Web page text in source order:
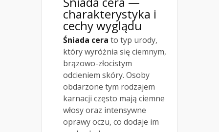
charakterystyka i
cechy wyglądu
Śniada cera to typ urody,
który wyróżnia się ciemnym,
brązowo-złocistym
odcieniem skóry. Osoby
obdarzone tym rodzajem
karnacji często mają ciemne
włosy oraz intensywne
oprawy oczu, co dodaje im